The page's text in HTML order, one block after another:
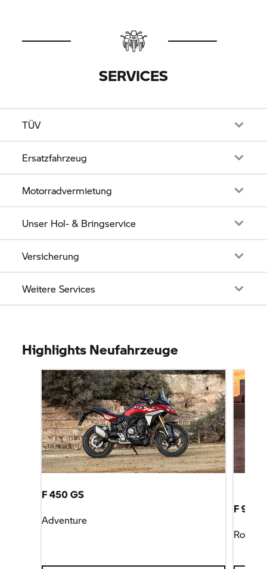
SERVICES
TÜV
Ersatzfahrzeug
Motorradvermietung
Unser Hol- & Bringservice
Versicherung
Weitere Services
Highlights Neufahrzeuge
F 450 GS
Adventure
F 900